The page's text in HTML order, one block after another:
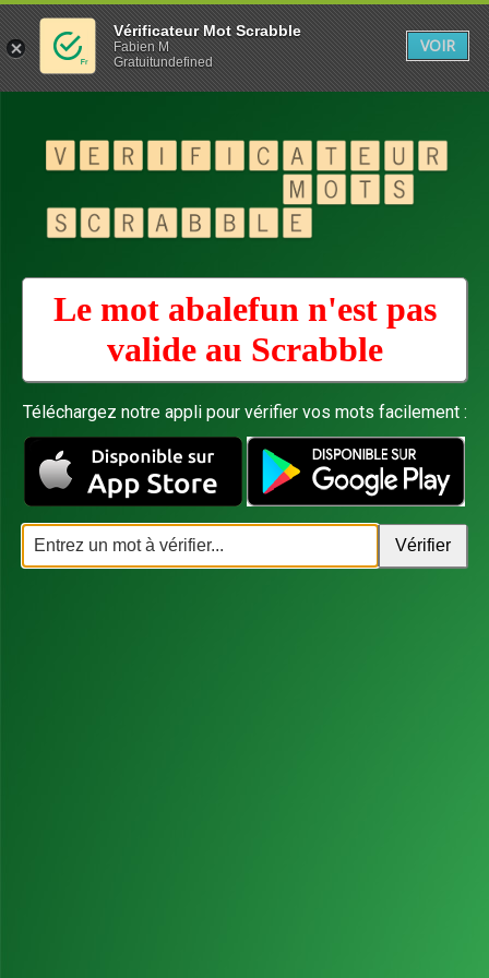
Le mot abalefun n'est pas
valide au Scrabble
Téléchargez notre appli pour vérifier vos mots facilement :
Vérificateur Mot Scrabble
Fabien M
Gratuitundefined
VOIR